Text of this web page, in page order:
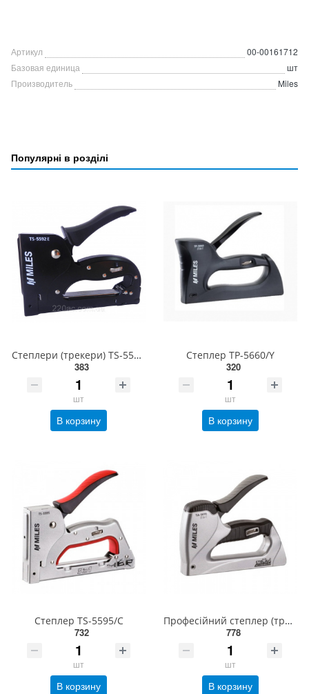
Артикул
00-00161712
Базовая единица
шт
Производитель
Miles
Популярні в розділі
Степлери (трекери) TS-5592E/Y
383
шт
В корзину
Степлер TP-5660/Y
320
шт
В корзину
Степлер TS-5595/C
732
шт
В корзину
Професійний степлер (трекери) TA-5696 Z
778
шт
В корзину